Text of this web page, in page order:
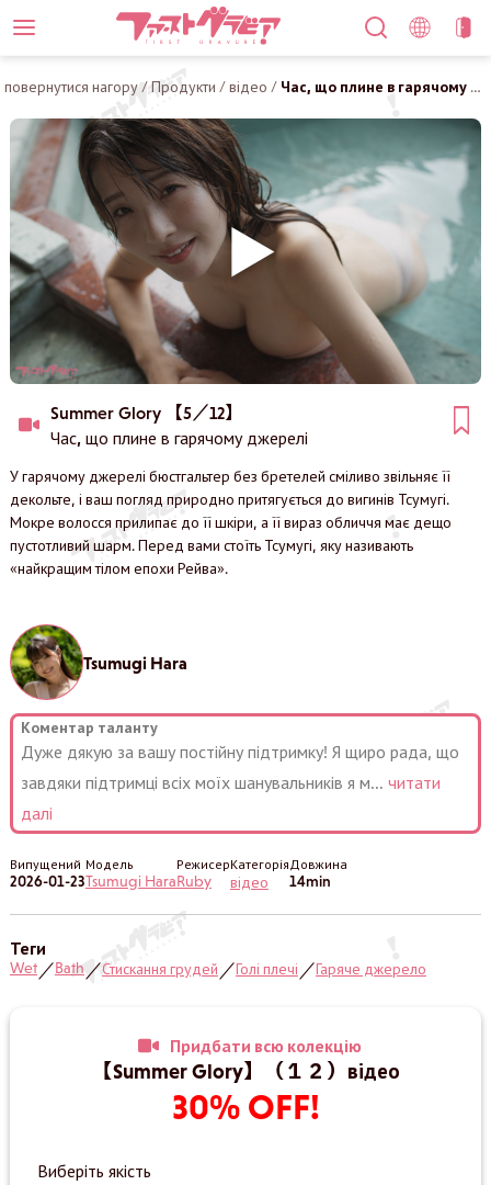
повернутися нагору/Продукти /відео / Час, що плине в гарячому джерелі
Summer Glory 【5／12】
Час, що плине в гарячому джерелі
У гарячому джерелі бюстгальтер без бретелей сміливо звільняє її
декольте, і ваш погляд природно притягується до вигинів Тсумугі.
Мокре волосся прилипає до її шкіри, а її вираз обличчя має дещо
пустотливий шарм. Перед вами стоїть Тсумугі, яку називають
«найкращим тілом епохи Рейва».
Tsumugi Hara
Коментар таланту
Дуже дякую за вашу постійну підтримку! Я щиро рада, що
завдяки підтримці всіх моїх шанувальників я м... читати
далі
Випущений
2026-01-23
Модель
Tsumugi Hara
Режисер
Ruby
Категорія
відео
Довжина
14min
Теги
Wet／Bath／Стискання грудей／Голі плечі／Гаряче джерело
Придбати всю колекцію
【Summer Glory】（１２）відео
30% OFF!
Виберіть якість